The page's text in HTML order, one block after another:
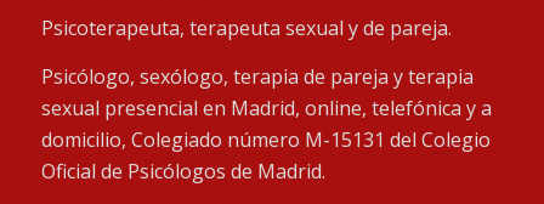
Psicoterapeuta, terapeuta sexual y de pareja.
Psicólogo, sexólogo, terapia de pareja y terapia
sexual presencial en Madrid, online, telefónica y a
domicilio, Colegiado número M-15131 del Colegio
Oficial de Psicólogos de Madrid.